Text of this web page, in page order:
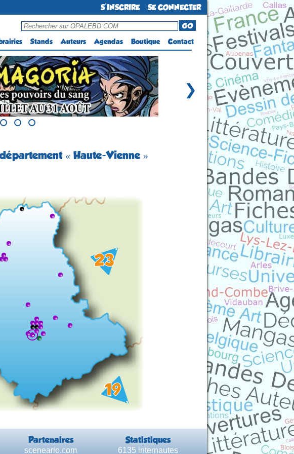
S'INSCRIRE
SE CONNECTER
GO
Stands Auteurs Agendas Boutique Contact
❯
« Haute-Vienne »
Partenaires Statistiques
sceneario.com 6135 internautes